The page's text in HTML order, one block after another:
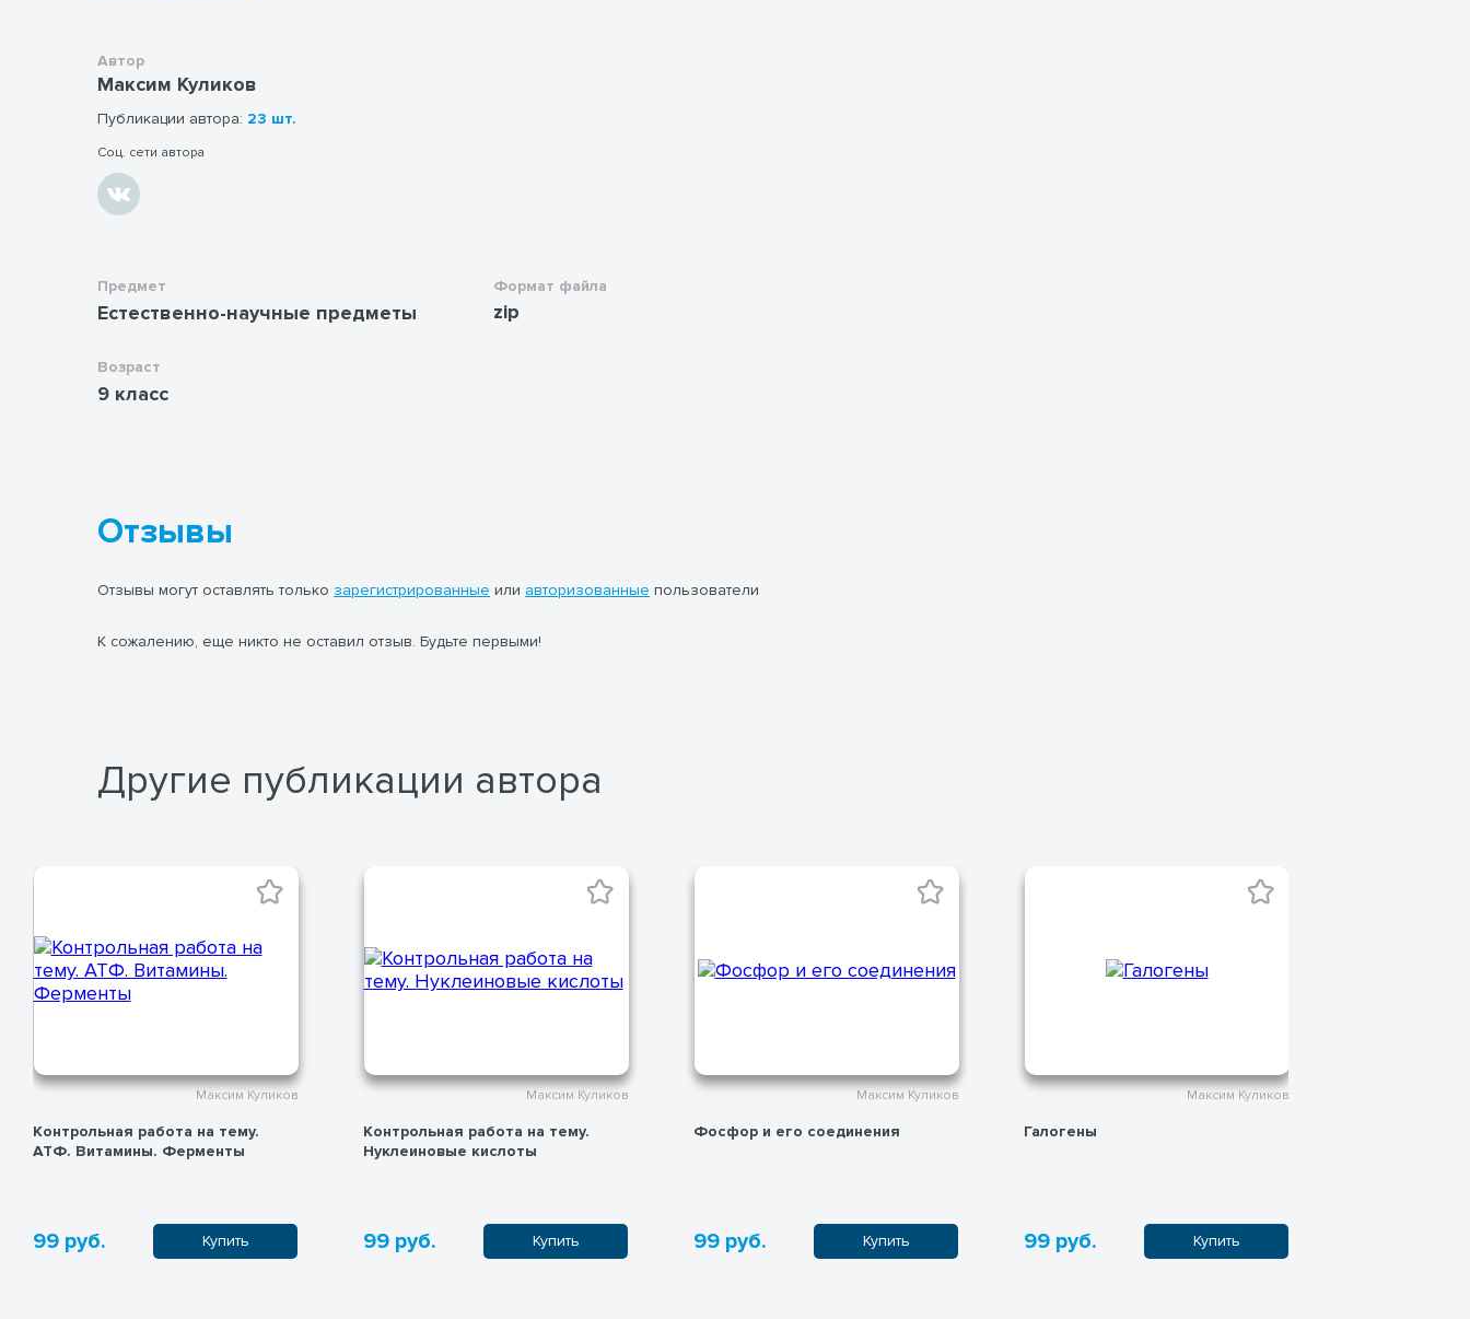
Автор
Максим Куликов
Публикации автора: 23 шт.
Соц. сети автора
Предмет
Естественно-научные предметы
Возраст
9 класс
Формат файла
zip
Отзывы
Отзывы могут оставлять только зарегистрированные или авторизованные пользователи
К сожалению, еще никто не оставил отзыв. Будьте первыми!
Другие публикации автора
на тему.
Ферменты
Купить
Контрольная работа на тему.
Нуклеиновые кислоты
99 руб. Купить
Фосфор и его соединения
99 руб. Купить
Галогены
99 руб. Купить 99 руб.